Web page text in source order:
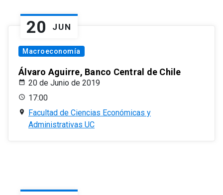
20 JUN
Macroeconomía
Álvaro Aguirre, Banco Central de Chile
20 de Junio de 2019
17:00
Facultad de Ciencias Económicas y
Administrativas UC